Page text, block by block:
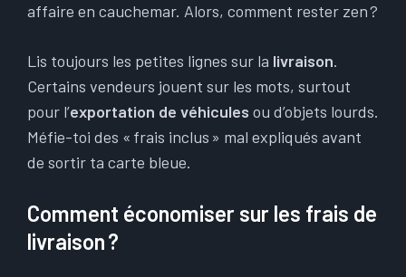
affaire en cauchemar. Alors, comment rester zen ?
Lis toujours les petites lignes sur la livraison.
Certains vendeurs jouent sur les mots, surtout
pour l’exportation de véhicules ou d’objets lourds.
Méfie-toi des « frais inclus » mal expliqués avant
de sortir ta carte bleue.
Comment économiser sur les frais de
livraison ?